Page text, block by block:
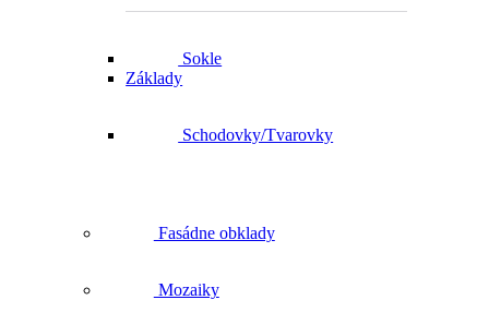
Sokle
Základy
Schodovky/Tvarovky
Fasádne obklady
Mozaiky